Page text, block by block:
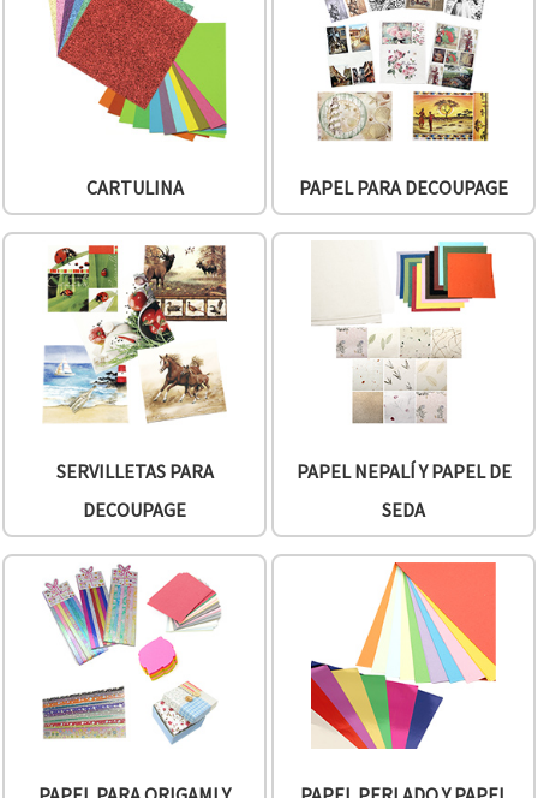
CARTULINA PAPEL PARA DECOUPAGE
SERVILLETAS PARA
DECOUPAGE
PAPEL NEPALÍ Y PAPEL DE
SEDA